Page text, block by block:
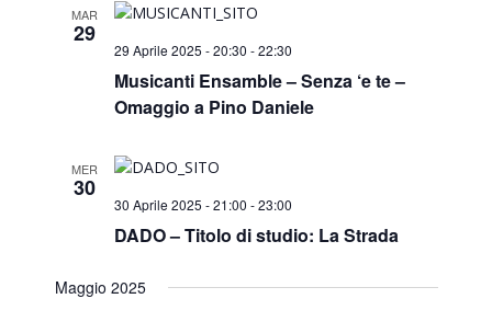
MAR
29
29 Aprile 2025 - 20:30 -22:30
Musicanti Ensamble – Senza ‘e te –
Omaggio a Pino Daniele
MER
30
30 Aprile 2025 - 21:00 -23:00
DADO – Titolo di studio: La Strada
Maggio 2025